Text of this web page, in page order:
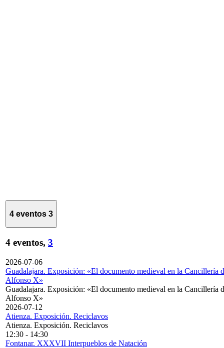
4 eventos 3
4 eventos, 3
2026-07-06
Guadalajara. Exposición: «El documento medieval en la Cancillería
Alfonso X»
Guadalajara. Exposición: «El documento medieval en la Cancillería
Alfonso X»
2026-07-12
Atienza. Exposición. Reciclavos
Atienza. Exposición. Reciclavos
12:30 - 14:30
Fontanar. XXXVII Interpueblos de Natación